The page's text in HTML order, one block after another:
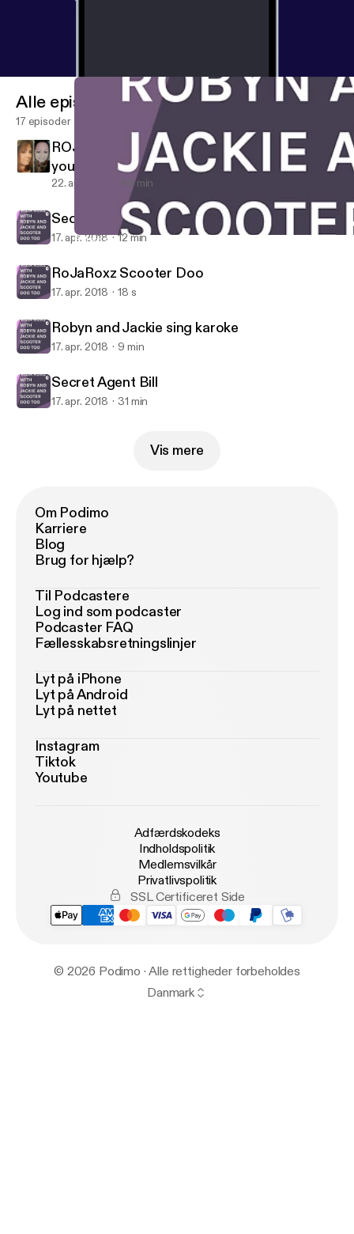
Robyn and Jackie sing karoke
Alle episoder
17 episoder
ROJA ROXZ PRESENTS Menapause and
you!! PERRRFECT TOGETHER!!
22. apr. 2018 49 min
Secret Agent Bill
17. apr. 2018 12 min
RoJaRoxz Scooter Doo
17. apr. 2018 18 s
Robyn and Jackie sing karoke
17. apr. 2018 9 min
Secret Agent Bill
17. apr. 2018 31 min
Vis mere
Om Podimo
Karriere
Blog
Brug for hjælp?
Til Podcastere
Log ind som podcaster
Podcaster FAQ
Fællesskabsretningslinjer
Lyt på iPhone
Lyt på Android
Lyt på nettet
Instagram
Tiktok
Youtube
Adfærdskodeks
Indholdspolitik
Medlemsvilkår
Privatlivspolitik
SSL Certificeret Side
© 2026 Podimo · Alle rettigheder forbeholdes
Danmark